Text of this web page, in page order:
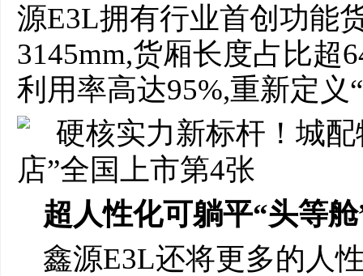
源E3L拥有行业首创功能
3145mm,货厢长度占比超
利用率高达95%,重新定义
超人性化可躺平“头等
鑫源E3L还将更多的人